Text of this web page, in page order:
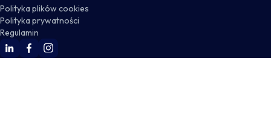
Polityka plików cookies
Polityka prywatności
Regulamin
WSKZ Linkedin
WSKZ Facebook
WSKZ Instagram